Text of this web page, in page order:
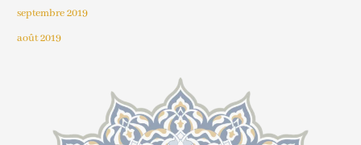
septembre 2019
août 2019